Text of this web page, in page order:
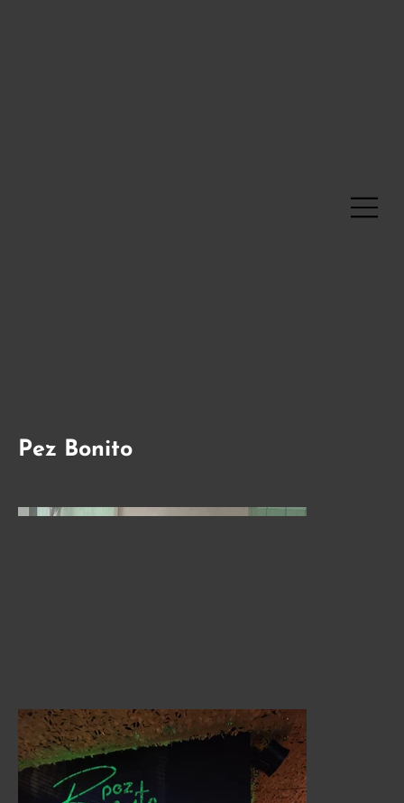
Pez Bonito